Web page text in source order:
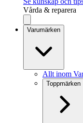
Vårda & reparera
Varumärken
Allt inom
Toppmärken